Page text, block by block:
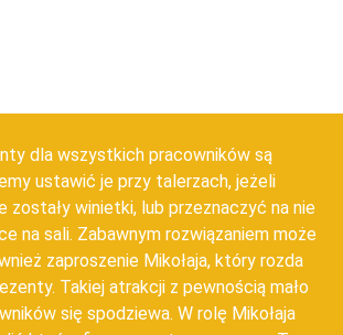
dla wszystkich pracowników są
ustawić je przy talerzach, jeżeli
zostały winietki, lub przeznaczyć na nie
na sali. Zabawnym rozwiązaniem może
zaproszenie Mikołaja, który rozda
Takiej atrakcji z pewnością mało
się spodziewa. W rolę Mikołaja